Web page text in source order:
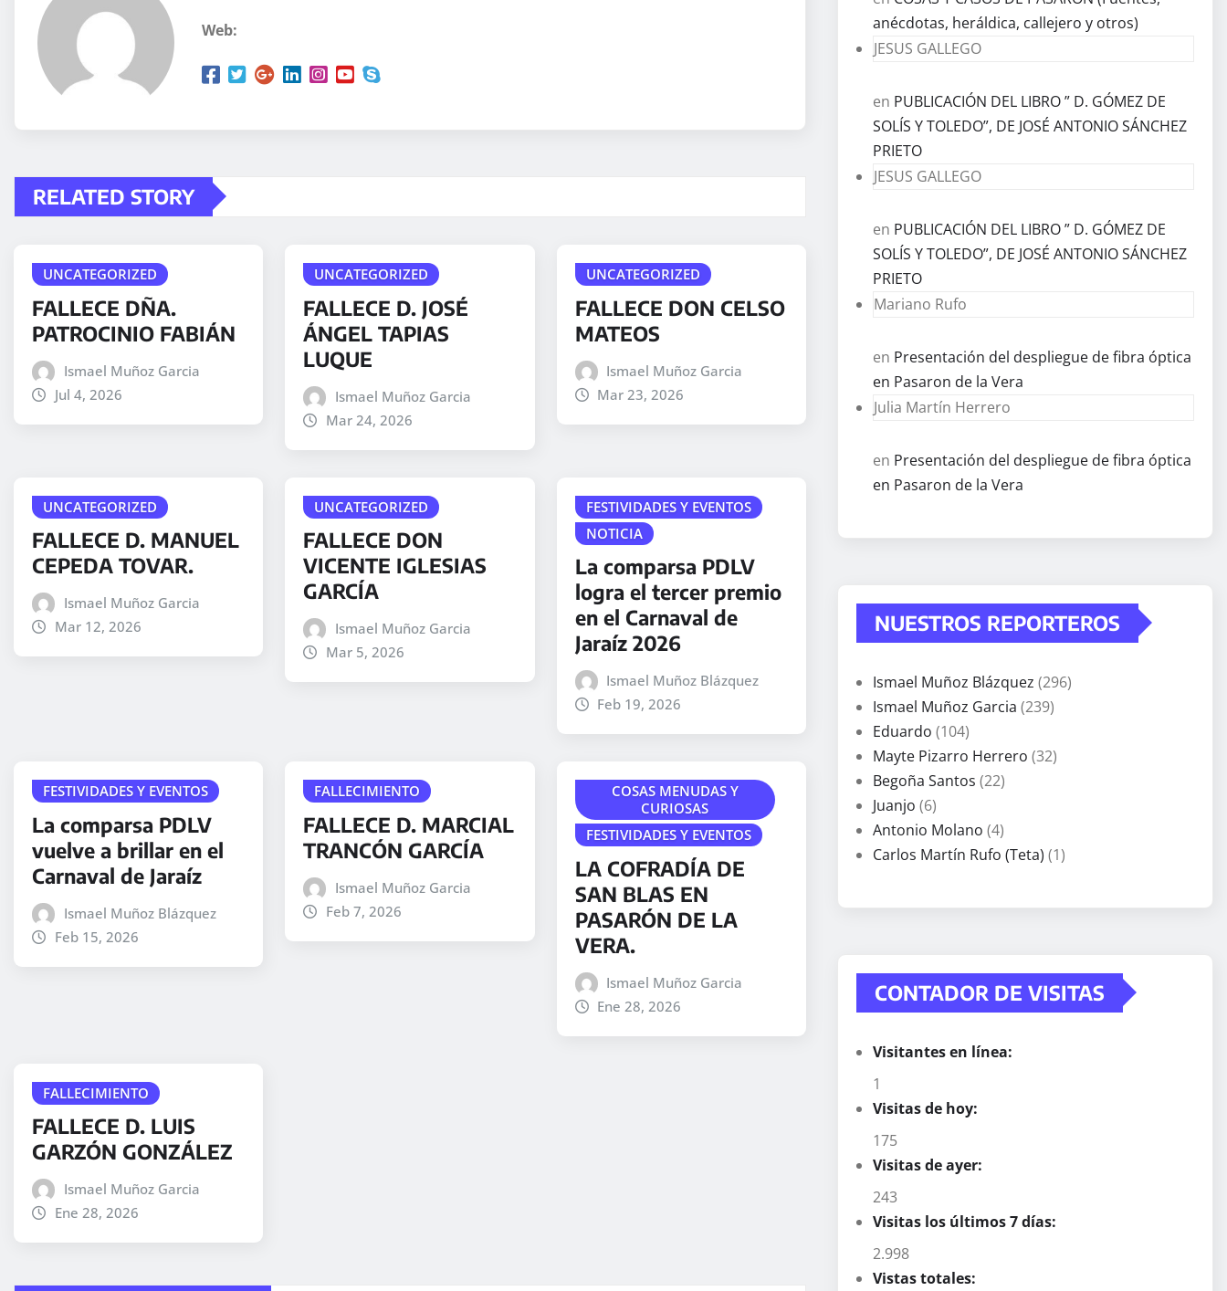
Web:
RELATED STORY
UNCATEGORIZED
FALLECE DÑA.
PATROCINIO FABIÁN
Ismael Muñoz Garcia
Jul 4, 2026
UNCATEGORIZED
FALLECE D. JOSÉ
ÁNGEL TAPIAS
LUQUE
Ismael Muñoz Garcia
Mar 24, 2026
UNCATEGORIZED
FALLECE DON CELSO
MATEOS
Ismael Muñoz Garcia
Mar 23, 2026
UNCATEGORIZED
FALLECE D. MANUEL
CEPEDA TOVAR.
Ismael Muñoz Garcia
Mar 12, 2026
UNCATEGORIZED
FALLECE DON
VICENTE IGLESIAS
GARCÍA
Ismael Muñoz Garcia
Mar 5, 2026
FESTIVIDADES Y EVENTOS
NOTICIA
La comparsa PDLV
logra el tercer premio
en el Carnaval de
Jaraíz 2026
Ismael Muñoz Blázquez
Feb 19, 2026
FESTIVIDADES Y EVENTOS
La comparsa PDLV
vuelve a brillar en el
Carnaval de Jaraíz
Ismael Muñoz Blázquez
Feb 15, 2026
FALLECIMIENTO
FALLECE D. MARCIAL
TRANCÓN GARCÍA
Ismael Muñoz Garcia
Feb 7, 2026
COSAS MENUDAS Y
CURIOSAS
FESTIVIDADES Y EVENTOS
LA COFRADÍA DE
SAN BLAS EN
PASARÓN DE LA
VERA.
Ismael Muñoz Garcia
Ene 28, 2026
FALLECIMIENTO
FALLECE D. LUIS
GARZÓN GONZÁLEZ
Ismael Muñoz Garcia
Ene 28, 2026
anécdotas, heráldica, callejero y otros)
JESUS GALLEGO
en PUBLICACIÓN DEL LIBRO ” D. GÓMEZ DE
SOLÍS Y TOLEDO”, DE JOSÉ ANTONIO SÁNCHEZ
PRIETO
JESUS GALLEGO
en PUBLICACIÓN DEL LIBRO ” D. GÓMEZ DE
SOLÍS Y TOLEDO”, DE JOSÉ ANTONIO SÁNCHEZ
PRIETO
Mariano Rufo
en Presentación del despliegue de fibra óptica
en Pasaron de la Vera
Julia Martín Herrero
en Presentación del despliegue de fibra óptica
en Pasaron de la Vera
NUESTROS REPORTEROS
Ismael Muñoz Blázquez (296)
Ismael Muñoz Garcia (239)
Eduardo (104)
Mayte Pizarro Herrero (32)
Begoña Santos (22)
Juanjo (6)
Antonio Molano (4)
Carlos Martín Rufo (Teta) (1)
CONTADOR DE VISITAS
Visitantes en línea:
1
Visitas de hoy:
175
Visitas de ayer:
243
Visitas los últimos 7 días:
2.998
Vistas totales: